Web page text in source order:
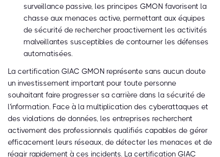
surveillance passive, les principes GMON favorisent la
chasse aux menaces active, permettant aux équipes
de sécurité de rechercher proactivement les activités
malveillantes susceptibles de contourner les défenses
automatisées.
La certification GIAC GMON représente sans aucun doute
un investissement important pour toute personne
souhaitant faire progresser sa carrière dans la sécurité de
l'information. Face à la multiplication des cyberattaques et
des violations de données, les entreprises recherchent
activement des professionnels qualifiés capables de gérer
efficacement leurs réseaux, de détecter les menaces et de
réagir rapidement à ces incidents. La certification GIAC